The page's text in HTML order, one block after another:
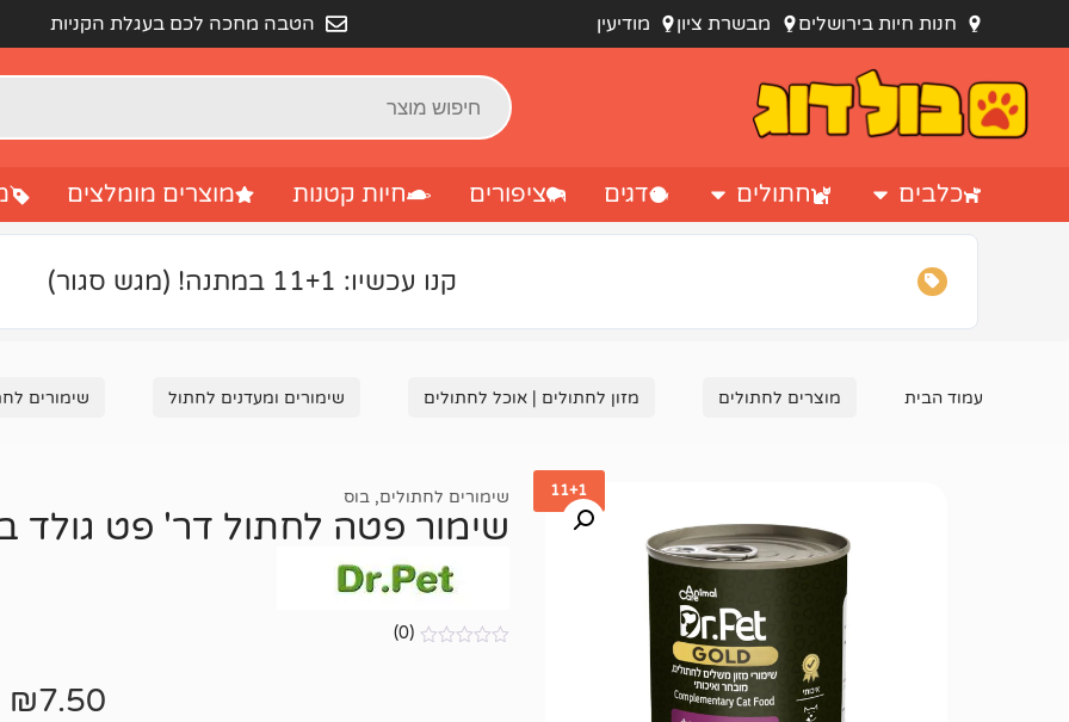
חנות חיות בירושלים מבשרת ציון מודיעין הטבה מחכה לכם בעגלת הקניות
כלבים חתולים דגים ציפורים חיות קטנות מוצרים מומלצים
קנו עכשיו: 11+1 במתנה! (מגש סגור)
עמוד הבית מוצרים לחתולים מזון לחתולים | אוכל לחתולים שימורים ומעדנים לחתול שימורים
11+1 שימורים לחתולים, בוס
שימור פטה לחתול דר' פט גולד
(0)
₪7.50